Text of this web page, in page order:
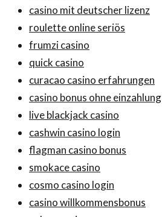
casino mit deutscher lizenz
roulette online seriös
frumzi casino
quick casino
curacao casino erfahrungen
casino bonus ohne einzahlung
live blackjack casino
cashwin casino login
flagman casino bonus
smokace casino
cosmo casino login
casino willkommensbonus